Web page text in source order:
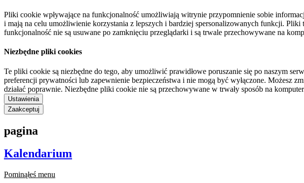
Pliki cookie wpływające na funkcjonalność umożliwiają witrynie przypomnienie sobie
i mają na celu umożliwienie korzystania z lepszych i bardziej spersonalizowanych funkcji.
funkcjonalność nie są usuwane po zamknięciu przeglądarki i są trwale przechowywane na
Niezbędne pliki cookies
Te pliki cookie są niezbędne do tego, aby umożliwić prawidłowe poruszanie się po naszym
preferencji prywatności lub zapewnienie bezpieczeństwa i nie mogą być wyłączone. Możesz
działać poprawnie. Niezbędne pliki cookie nie są przechowywane w trwały sposób na
Ustawienia
Zaakceptuj
pagina
Kalendarium
Pominąłeś menu